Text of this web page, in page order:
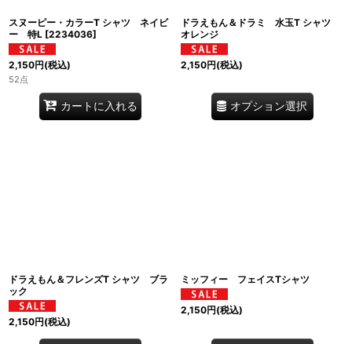
スヌーピー・カラーT シャツ ネイビ
ー 特L [2234036]
2,150円(税込)
52点
カートに入れる
ドラえもん＆ドラミ 水玉T シャツ
オレンジ
2,150円(税込)
オプション選択
ドラえもん＆フレンズT シャツ ブラ
ック
2,150円(税込)
ミッフィー フェイスTシャツ
2,150円(税込)